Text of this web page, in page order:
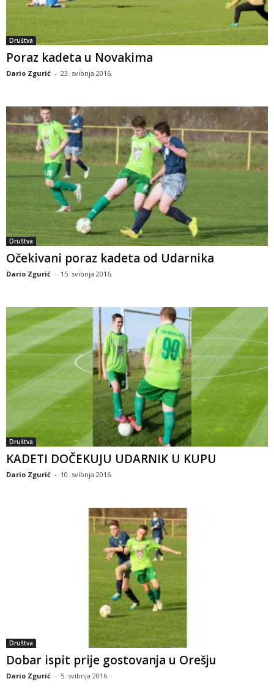
Društva
Poraz kadeta u Novakima
Dario Zgurić - 23. svibnja 2016.
Društva
Očekivani poraz kadeta od Udarnika
Dario Zgurić - 15. svibnja 2016.
Društva
KADETI DOČEKUJU UDARNIK U KUPU
Dario Zgurić - 10. svibnja 2016.
Društva
Dobar ispit prije gostovanja u Orešju
Dario Zgurić - 5. svibnja 2016.